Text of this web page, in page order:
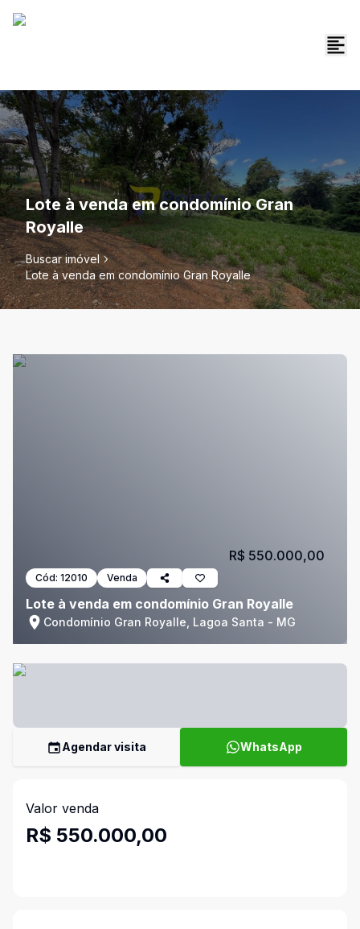
Lote à venda em condomínio Gran
Royalle
Buscar imóvel
Lote à venda em condomínio Gran Royalle
Cód: 12010 Venda
Lote à venda em condomínio Gran Royalle
Condomínio Gran Royalle, Lagoa Santa - MG
R$ 550.000,00
Agendar visita WhatsApp
Valor venda
R$ 550.000,00